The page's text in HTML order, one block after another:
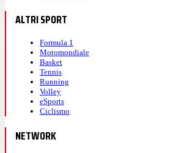
ALTRI SPORT
Formula 1
Motomondiale
Basket
Tennis
Running
Volley
eSports
Ciclismo
NETWORK